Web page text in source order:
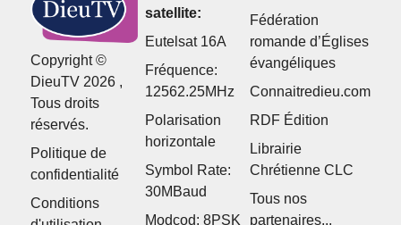
Copyright ©
DieuTV 2026 ,
Tous droits
réservés.
Politique de
confidentialité
Conditions
satellite:
Eutelsat 16A
Fréquence:
12562.25MHz
Polarisation
horizontale
Symbol Rate:
30MBaud
Modcod: 8PSK
Fédération
romande d’Églises
évangéliques
Connaitredieu.com
RDF Édition
Librairie
Chrétienne CLC
Tous nos
partenaires...